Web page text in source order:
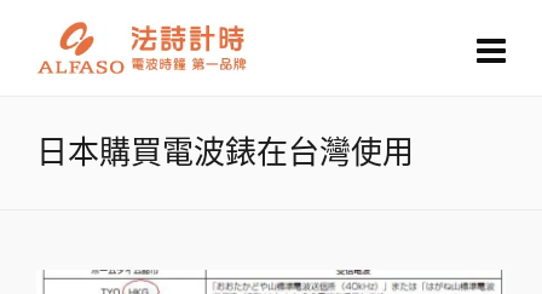
日本購買電波錶在台灣使用